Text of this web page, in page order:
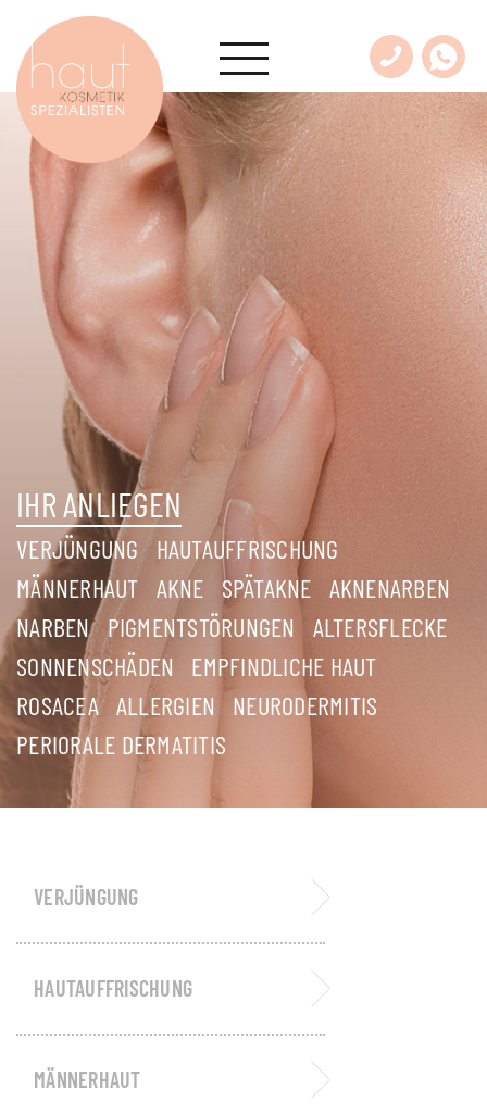
IHR ANLIEGEN
VERJÜNGUNG
HAUTAUFFRISCHUNG
MÄNNERHAUT AKNE SPÄTAKNE AKNENARBEN
NARBEN PIGMENTSTÖRUNGEN
ALTERSFLECKE
SONNENSCHÄDEN
EMPFINDLICHE HAUT
ROSACEA ALLERGIEN
NEURODERMITIS
PERIORALE DERMATITIS
VERJÜNGUNG
HAUTAUFFRISCHUNG
MÄNNERHAUT